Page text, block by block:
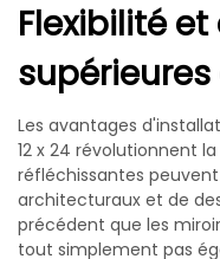
Flexibilité
Les avantages
12 x 24 révolutionnent
réfléchissantes
architecturaux et de
précédent que les
tout simplement pas